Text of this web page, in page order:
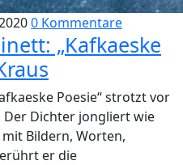
0 Kommentare
„Kafkaeske
Poesie“ strotzt vor
Dichter jongliert wie
Bildern, Worten,
er die